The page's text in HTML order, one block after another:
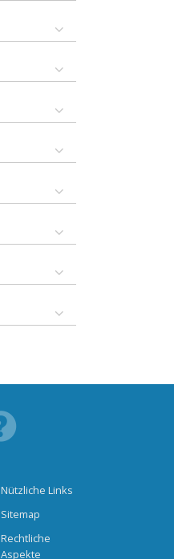
Nützliche Links
Sitemap
Rechtliche
Aspekte